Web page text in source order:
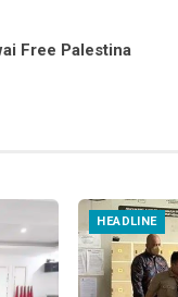
Free Palestina
HEADLINE